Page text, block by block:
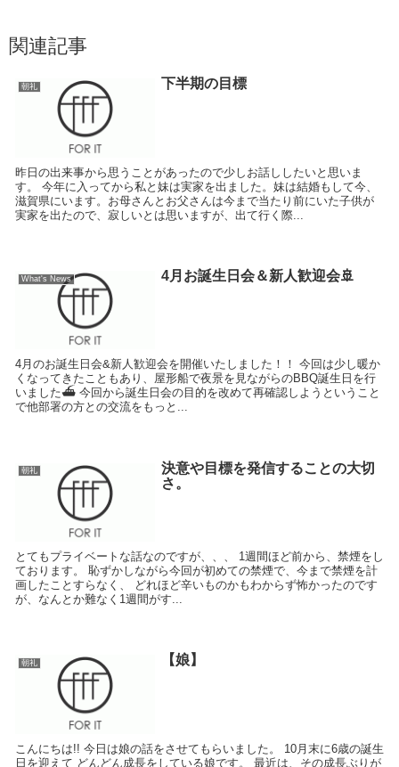
関連記事
朝礼 下半期の目標
昨日の出来事から思うことがあったので少しお話ししたいと思いま
す。 今年に入ってから私と妹は実家を出ました。妹は結婚もして今、
滋賀県にいます。お母さんとお父さんは今まで当たり前にいた子供が
実家を出たので、寂しいとは思いますが、出て行く際...
What's News 4月お誕生日会＆新人歓迎会🚢
4月のお誕生日会&新人歓迎会を開催いたしました！！ 今回は少し暖か
くなってきたこともあり、屋形船で夜景を見ながらのBBQ誕生日を行
いました⛴️ 今回から誕生日会の目的を改めて再確認しようということ
で他部署の方との交流をもっと...
朝礼
決意や目標を発信することの大切
さ。
とてもプライベートな話なのですが、、、 1週間ほど前から、禁煙をし
ております。 恥ずかしながら今回が初めての禁煙で、今まで禁煙を計
画したことすらなく、 どれほど辛いものかもわからず怖かったのです
が、なんとか難なく1週間がす...
朝礼 【娘】
こんにちは!! 今日は娘の話をさせてもらいました。 10月末に6歳の誕生
日を迎えて どんどん成長をしている娘です。 最近は、その成長ぶりが